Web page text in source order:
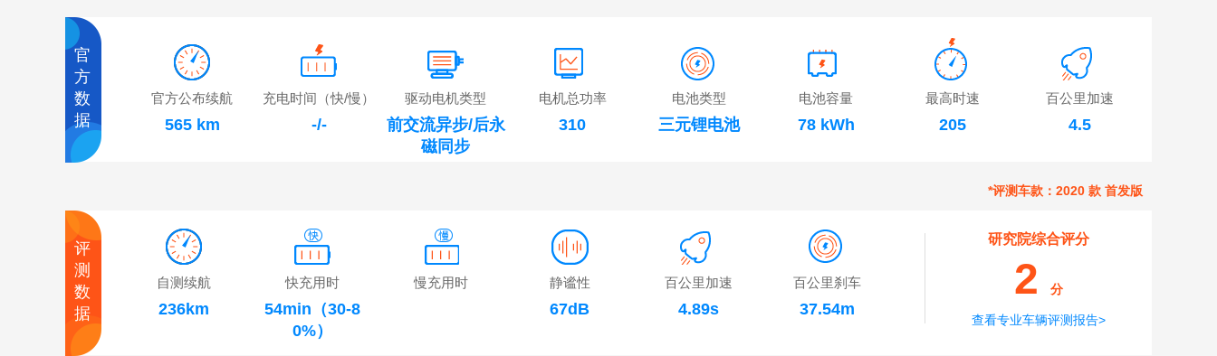
官
方
数
据
官方公布续航
565 km
充电时间（快/慢）
-/-
驱动电机类型
前交流异步/后永
磁同步
电机总功率
310
电池类型
三元锂电池
电池容量
78 kWh
最高时速
205
百公里加速
4.5
*评测车款：2020 款 首发版
评
测
数
据
自测续航
236km
快充用时
54min（30-8
0%）
慢充用时 静谧性
67dB
百公里加速
4.89s
百公里刹车
37.54m
研究院综合评分
2 分
查看专业车辆评测报告>